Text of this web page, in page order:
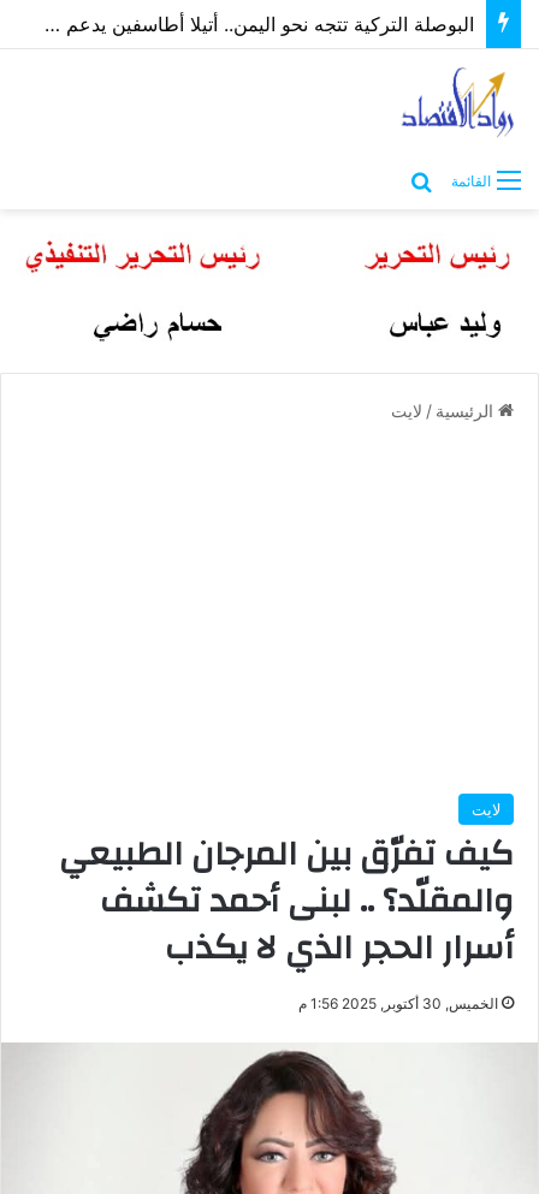
القائمة
الرئيسية / لايت
لايت
كيف تفرّق بين المرجان الطبيعي
والمقلّد؟ .. لبنى أحمد تكشف
أسرار الحجر الذي لا يكذب
الخميس, 30 أكتوبر, 2025 1:56 م